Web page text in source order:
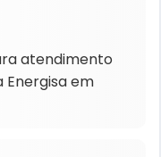
atendimento
Energisa em